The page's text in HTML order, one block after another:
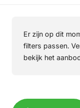
Er zijn op dit
filters passen.
bekijk het